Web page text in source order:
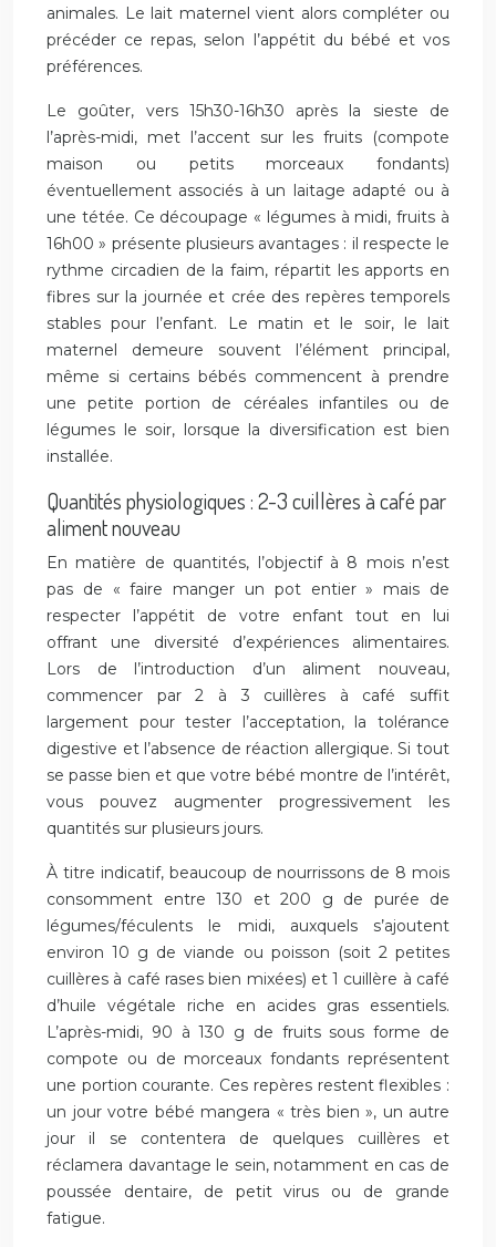
animales. Le lait maternel vient alors compléter ou
précéder ce repas, selon l’appétit du bébé et vos
préférences.
Le goûter, vers 15h30-16h30 après la sieste de
l’après-midi, met l’accent sur les fruits (compote
maison ou petits morceaux fondants)
éventuellement associés à un laitage adapté ou à
une tétée. Ce découpage « légumes à midi, fruits à
16h00 » présente plusieurs avantages : il respecte le
rythme circadien de la faim, répartit les apports en
fibres sur la journée et crée des repères temporels
stables pour l’enfant. Le matin et le soir, le lait
maternel demeure souvent l’élément principal,
même si certains bébés commencent à prendre
une petite portion de céréales infantiles ou de
légumes le soir, lorsque la diversification est bien
installée.
Quantités physiologiques : 2-3 cuillères à café par
aliment nouveau
En matière de quantités, l’objectif à 8 mois n’est
pas de « faire manger un pot entier » mais de
respecter l’appétit de votre enfant tout en lui
offrant une diversité d’expériences alimentaires.
Lors de l’introduction d’un aliment nouveau,
commencer par 2 à 3 cuillères à café suffit
largement pour tester l’acceptation, la tolérance
digestive et l’absence de réaction allergique. Si tout
se passe bien et que votre bébé montre de l’intérêt,
vous pouvez augmenter progressivement les
quantités sur plusieurs jours.
À titre indicatif, beaucoup de nourrissons de 8 mois
consomment entre 130 et 200 g de purée de
légumes/féculents le midi, auxquels s’ajoutent
environ 10 g de viande ou poisson (soit 2 petites
cuillères à café rases bien mixées) et 1 cuillère à café
d’huile végétale riche en acides gras essentiels.
L’après-midi, 90 à 130 g de fruits sous forme de
compote ou de morceaux fondants représentent
une portion courante. Ces repères restent flexibles :
un jour votre bébé mangera « très bien », un autre
jour il se contentera de quelques cuillères et
réclamera davantage le sein, notamment en cas de
poussée dentaire, de petit virus ou de grande
fatigue.